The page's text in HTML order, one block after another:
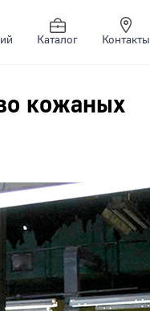
Каталог Контакты
кожаных